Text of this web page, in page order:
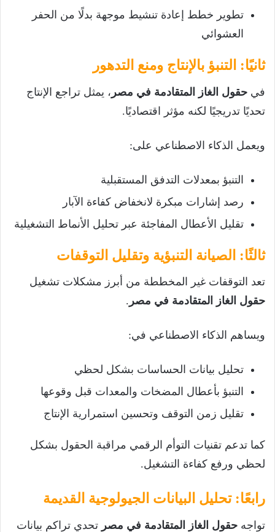
تطوير خطط إعادة تنشيط موجهة بدلًا من الحفر
العشوائي
ثانيًا: التنبؤ بالإنتاج ومنع التدهور
في حقول الغاز المتقادمة في مصر ، يمثل تراجع الإنتاج
تحديًا تدريجيًا لكنه مؤثر اقتصاديًا.
ويعمل الذكاء الاصطناعي على:
التنبؤ بمعدلات التدفق المستقبلية
رصد إشارات مبكرة لانخفاض كفاءة الآبار
تقليل الأعطال المفاجئة عبر تحليل الأنماط التشغيلية
ثالثًا: الصيانة التنبؤية وتقليل التوقفات
تعد التوقفات غير المخططة من أبرز مشكلات تشغيل
حقول الغاز المتقادمة في مصر .
ويساهم الذكاء الاصطناعي في:
تحليل بيانات الحساسات بشكل لحظي
التنبؤ بأعطال المضخات والمعدات قبل وقوعها
تقليل زمن التوقف وتحسين استمرارية الإنتاج
كما تدعم تقنيات التوأم الرقمي مراقبة الحقول بشكل
لحظي ورفع كفاءة التشغيل.
رابعًا: تحليل البيانات الجيولوجية القديمة
تواجه حقول الغاز المتقادمة في مصر تحدي تراكم بيانات